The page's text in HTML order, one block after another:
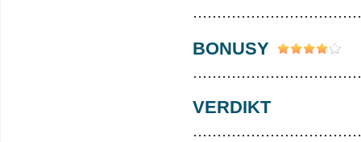
BONUSY
VERDIKT